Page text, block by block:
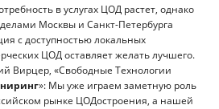
в услугах ЦОД растет, однако
Москвы и Санкт-Петербурга
с доступностью локальных
ЦОД оставляет желать лучшего.
Вирцер, «Свободные Технологии
»: Мы уже играем заметную роль
рынке ЦОДостроения, а нашей